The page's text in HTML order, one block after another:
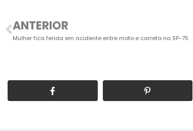
ANTERIOR
Mulher fica ferida em acidente entre moto e carreta na SP-75